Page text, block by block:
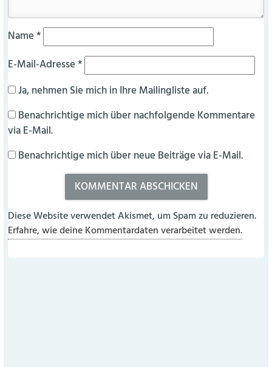
Name*
E-Mail-Adresse*
Ja, nehmen Sie mich in Ihre Mailingliste auf.
Benachrichtige mich über nachfolgende Kommentare
via E-Mail.
Benachrichtige mich über neue Beiträge via E-Mail.
Diese Website verwendet Akismet, um Spam zu reduzieren.
Erfahre, wie deine Kommentardaten verarbeitet werden.